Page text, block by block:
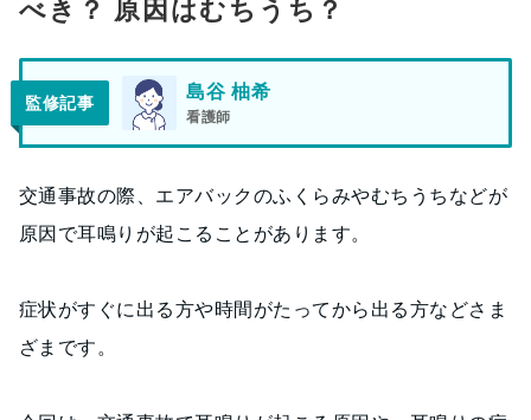
べき？ 原因はむちうち？
監修記事 島谷 柚希
看護師
交通事故の際、エアバックのふくらみやむちうちなどが
原因で耳鳴りが起こることがあります。
症状がすぐに出る方や時間がたってから出る方などさま
ざまです。